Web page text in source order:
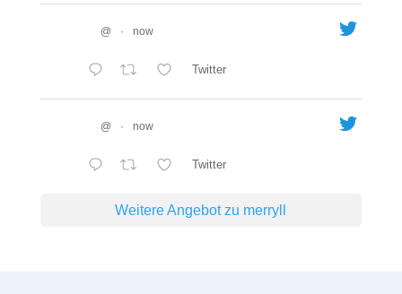
@ · now
Twitter
@ · now
Twitter
Weitere Angebot zu merryll